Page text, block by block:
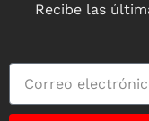
Recibe las